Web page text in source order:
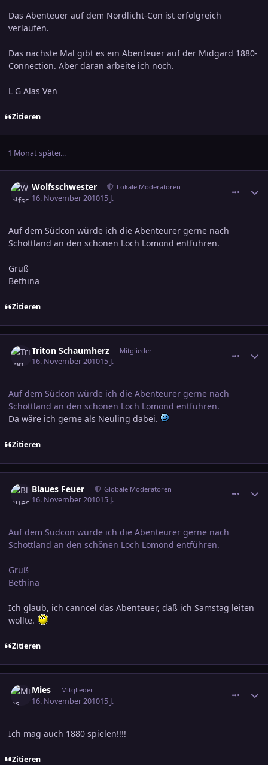
Das Abenteuer auf dem Nordlicht-Con ist erfolgreich
verlaufen.
Das nächste Mal gibt es ein Abenteuer auf der Midgard 1880-
Connection. Aber daran arbeite ich noch.
L G Alas Ven
Zitieren
1 Monat später...
Wolfsschwester Lokale Moderatoren
16. November 201015 J.
Auf dem Südcon würde ich die Abenteurer gerne nach
Schottland an den schönen Loch Lomond entführen.
Gruß
Bethina
Zitieren
Triton Schaumherz Mitglieder
16. November 201015 J.
Auf dem Südcon würde ich die Abenteurer gerne nach
Schottland an den schönen Loch Lomond entführen.
Da wäre ich gerne als Neuling dabei.
Zitieren
Blaues Feuer Globale Moderatoren
16. November 201015 J.
Auf dem Südcon würde ich die Abenteurer gerne nach
Schottland an den schönen Loch Lomond entführen.
Gruß
Bethina
Ich glaub, ich canncel das Abenteuer, daß ich Samstag leiten
wollte.
Zitieren
Mies Mitglieder
16. November 201015 J.
Ich mag auch 1880 spielen!!!!
Zitieren